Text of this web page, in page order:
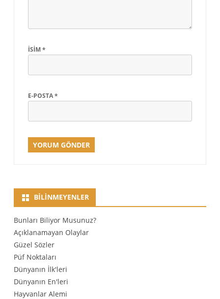
İSIM*
E-POSTA*
BILINMEYENLER
Bunları Biliyor Musunuz?
Açıklanamayan Olaylar
Güzel Sözler
Püf Noktaları
Dünyanın İlk'leri
Dünyanın En'leri
Hayvanlar Alemi